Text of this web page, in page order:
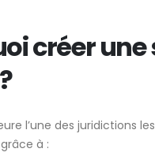
créer une
l’une des juridictions
à :